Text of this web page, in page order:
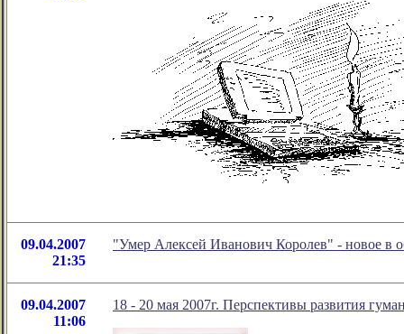
09.04.2007
21:35
"Умер Алексей Иванович Королев" - новое в
09.04.2007
11:06
18 - 20 мая 2007г. Перспективы развития